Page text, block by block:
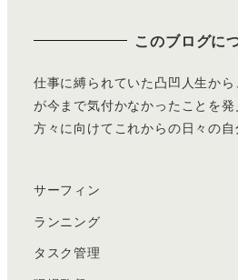
このブログに
仕事に縛られていた凸凹人生か
が今まで気付かなかったことを
方々に向けてこれからの日々の自
サーフィン
ランニング
タスク管理